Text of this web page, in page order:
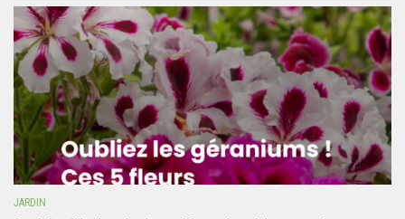
JARDIN